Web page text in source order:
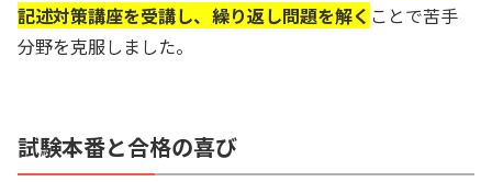
記述対策講座を受講し、繰り返し問題を解く ことで苦手
分野を克服しました。
試験本番と合格の喜び